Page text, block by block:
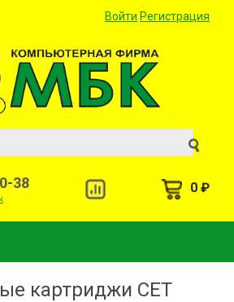
Войти Регистрация
38 0 ₽
картриджи СЕТ